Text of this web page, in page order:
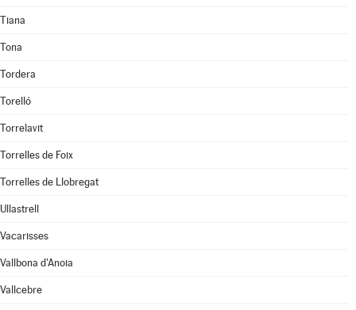
Tiana
Tona
Tordera
Torelló
Torrelavit
Torrelles de Foix
Torrelles de Llobregat
Ullastrell
Vacarisses
Vallbona d'Anoia
Vallcebre